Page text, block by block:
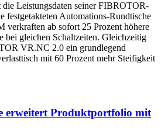
Leistungsdaten seiner FIBROTOR-
festgetakteten Automations-Rundtische
ab sofort 25 Prozent höhere
bei gleichen Schaltzeiten. Gleichzeitig
VR.NC 2.0 ein grundlegend
mit 60 Prozent mehr Steifigkeit
erweitert Produktportfolio mit